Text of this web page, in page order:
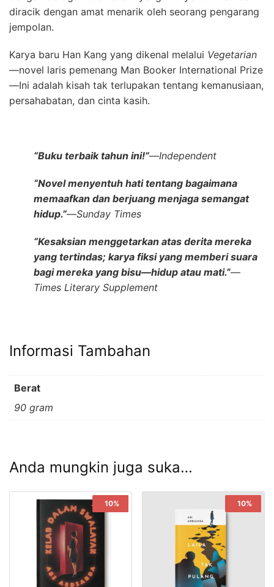
diracik dengan amat menarik oleh seorang pengarang
jempolan.
Karya baru Han Kang yang dikenal melalui Vegetarian
—novel laris pemenang Man Booker International Prize
—Ini adalah kisah tak terlupakan tentang kemanusiaan,
persahabatan, dan cinta kasih.
“Buku terbaik tahun ini!”—Independent
“Novel menyentuh hati tentang bagaimana
memaafkan dan berjuang menjaga semangat
hidup.”—Sunday Times
“Kesaksian menggetarkan atas derita mereka
yang tertindas; karya fiksi yang memberi suara
bagi mereka yang bisu—hidup atau mati.”—
Times Literary Supplement
Informasi Tambahan
Berat
90 gram
Anda mungkin juga suka…
Sale!
10% Sale!
10%